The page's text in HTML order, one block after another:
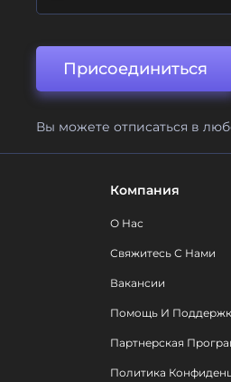
Присоединиться
Вы можете отписаться в
Компания
О Нас
Свяжитесь С Нами
Вакансии
Помощь И
Партнерская
Политика